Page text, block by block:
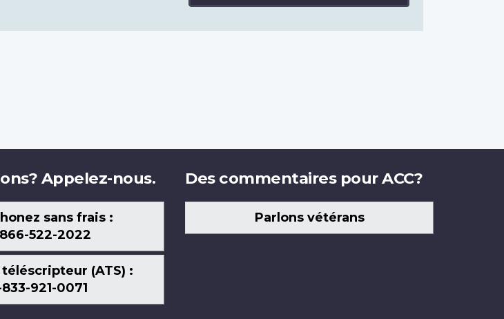
Appelez-nous.
sans frais :
522-2022
(ATS) :
833-921-0071
Des commentaires pour ACC?
Parlons vétérans